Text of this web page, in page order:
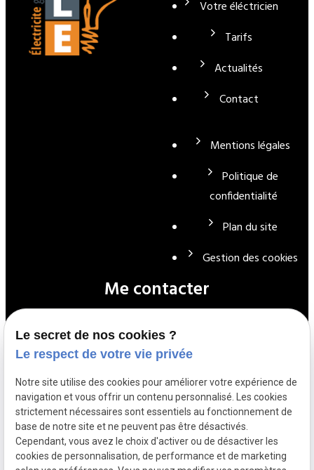
Votre éléctricien
Tarifs
Actualités
Contact
Mentions légales
Politique de
confidentialité
Plan du site
Gestion des cookies
Me contacter
01 39 72 22 90
contact@cle-electricite.fr
35 Avenue Carnot
Le secret de nos cookies ?
Le respect de votre vie privée
Notre site utilise des cookies pour améliorer votre expérience de
navigation et vous offrir un contenu personnalisé. Les cookies
strictement nécessaires sont essentiels au fonctionnement de
base de notre site et ne peuvent pas être désactivés.
Cependant, vous avez le choix d'activer ou de désactiver les
cookies de personnalisation, de performance et de marketing